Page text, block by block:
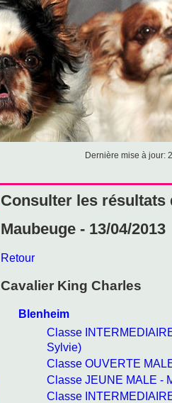
Dernière mise à jour:
Consulter les résultats
Maubeuge - 13/04/2013
Retour
Cavalier King Charles
Blenheim
Classe
Sylvie)
Classe OUVERTE
Classe JEUNE MALE -
Classe